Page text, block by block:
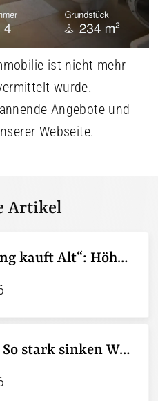
ist nicht mehr
wurde.
Angebote und
Webseite.
Artikel
KfW-Förderung „Jung kauft Alt“: Höhere Kredite ab August 2026
Pendeln lohnt sich: So stark sinken Wohnungspreise im Umland